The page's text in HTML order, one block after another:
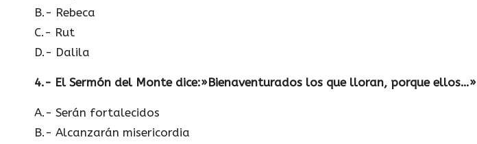
B.- Rebeca
C.- Rut
D.- Dalila
4.- El Sermón del Monte dice:»Bienaventurados los que lloran, porque ellos…»
A.- Serán fortalecidos
B.- Alcanzarán misericordia